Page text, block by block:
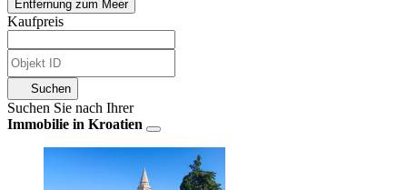
Entfernung zum Meer
Kaufpreis
Suchen
Suchen Sie nach Ihrer
Immobilie in Kroatien